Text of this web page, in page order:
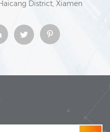
District, Xiamen